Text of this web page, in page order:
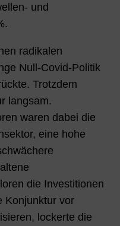
und
radikalen
Null-Covid-Politik
Trotzdem
langsam.
waren dabei die
eine hohe
die Investitionen
Konjunktur vor
lockerte die